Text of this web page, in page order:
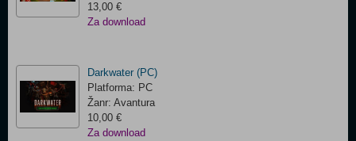
13,00 €
Za download
Darkwater (PC)
Platforma: PC
Žanr: Avantura
10,00 €
Za download